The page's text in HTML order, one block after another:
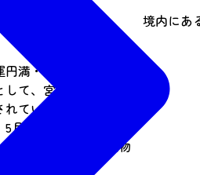
境内にあ
満・厄除開運」など
て、宮城県内をはじ
ている。また「花の
月に行われる牡丹・
仙台圏の季節の風物